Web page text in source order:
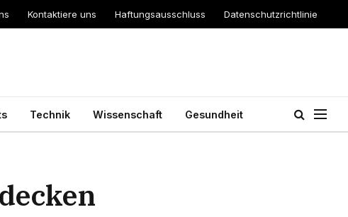
Kontaktiere uns Haftungsausschluss Datenschutzrichtlinie
Technik Wissenschaft Gesundheit